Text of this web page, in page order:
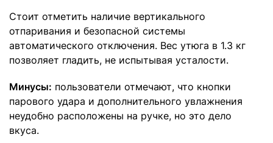
Стоит отметить наличие вертикального
отпаривания и безопасной системы
автоматического отключения. Вес утюга в 1.3 кг
позволяет гладить, не испытывая усталости.
Минусы: пользователи отмечают, что кнопки
парового удара и дополнительного увлажнения
неудобно расположены на ручке, но это дело
вкуса.